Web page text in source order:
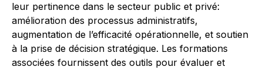
leur pertinence dans le secteur public et privé:
amélioration des processus administratifs,
augmentation de l’efficacité opérationnelle, et soutien
à la prise de décision stratégique. Les formations
associées fournissent des outils pour évaluer et